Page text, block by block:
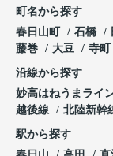
町名から探す
春日山町
石橋
藤巻
大豆 寺町
沿線から探す
妙高はねうまライ
越後線
北陸新幹
駅から探す